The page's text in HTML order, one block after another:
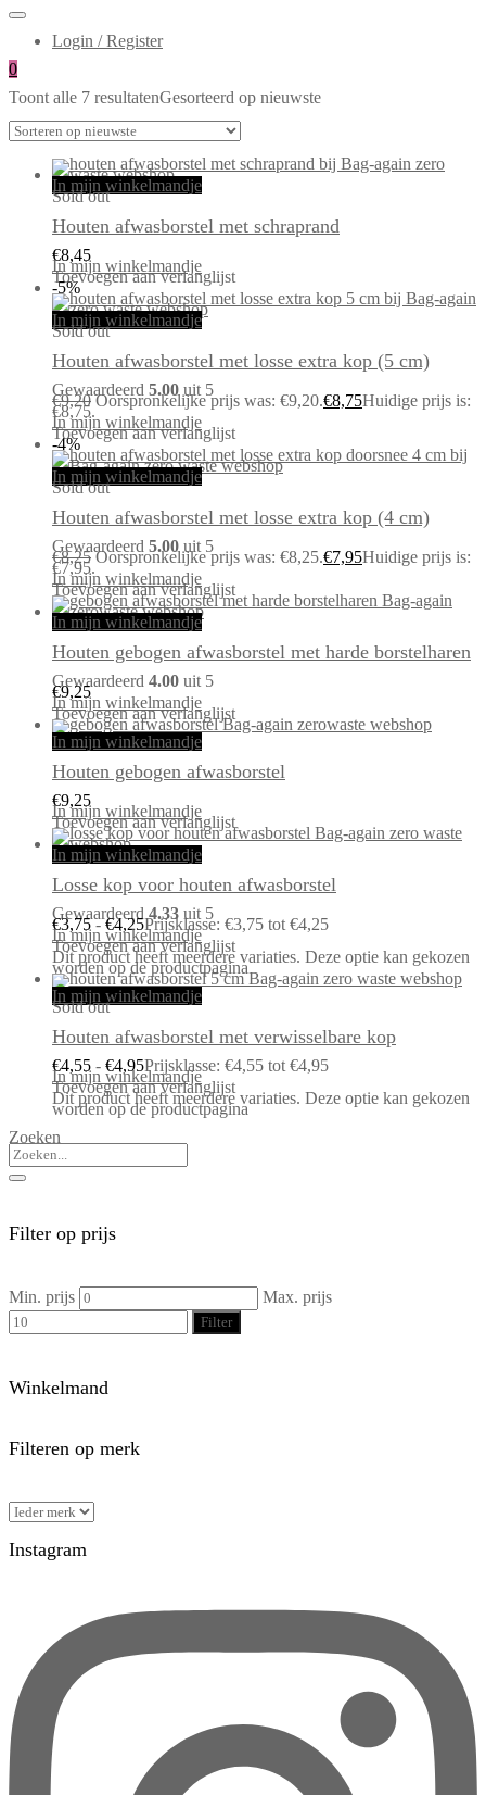
Login / Register
0
Toont alle 7 resultatenGesorteerd op nieuwste
In mijn winkelmandje
Sold out
Houten afwasborstel met schraprand
€8,45
In mijn winkelmandje
Toevoegen aan verlanglijst
-5%
In mijn winkelmandje
Sold out
Houten afwasborstel met losse extra kop (5 cm)
Gewaardeerd 5.00 uit 5
€9,20 Oorspronkelijke prijs was: €9,20.€8,75Huidige prijs is:
€8,75.
In mijn winkelmandje
Toevoegen aan verlanglijst
-4%
In mijn winkelmandje
Sold out
Houten afwasborstel met losse extra kop (4 cm)
Gewaardeerd 5.00 uit 5
€8,25 Oorspronkelijke prijs was: €8,25.€7,95Huidige prijs is:
€7,95.
In mijn winkelmandje
Toevoegen aan verlanglijst
In mijn winkelmandje
Houten gebogen afwasborstel met harde borstelharen
Gewaardeerd 4.00 uit 5
€9,25
In mijn winkelmandje
Toevoegen aan verlanglijst
In mijn winkelmandje
Houten gebogen afwasborstel
€9,25
In mijn winkelmandje
Toevoegen aan verlanglijst
In mijn winkelmandje
Losse kop voor houten afwasborstel
Gewaardeerd 4.33 uit 5
€3,75 - €4,25Prijsklasse: €3,75 tot €4,25
In mijn winkelmandje
Toevoegen aan verlanglijst
Dit product heeft meerdere variaties. Deze optie kan gekozen
worden op de productpagina
In mijn winkelmandje
Sold out
Houten afwasborstel met verwisselbare kop
€4,55 - €4,95Prijsklasse: €4,55 tot €4,95
In mijn winkelmandje
Toevoegen aan verlanglijst
Dit product heeft meerdere variaties. Deze optie kan gekozen
worden op de productpagina
Zoeken
Filter op prijs
Min. prijs Max. prijs
Filter
Winkelmand
Filteren op merk
Instagram